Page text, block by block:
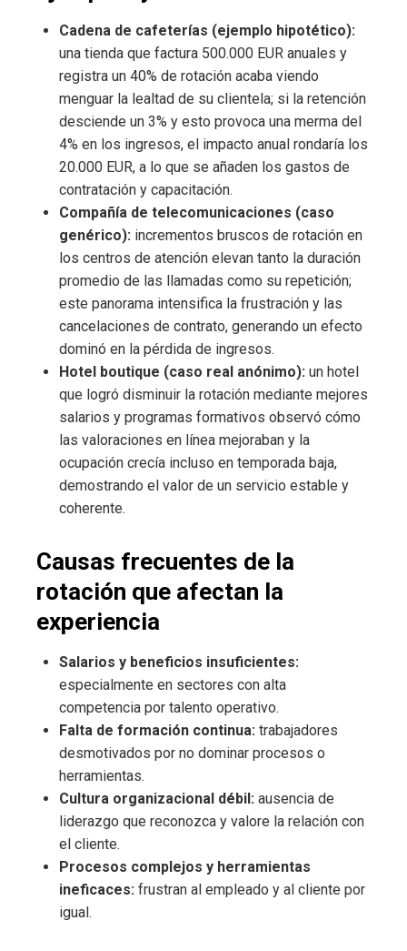
Cadena de cafeterías (ejemplo hipotético):
una tienda que factura 500.000 EUR anuales y
registra un 40% de rotación acaba viendo
menguar la lealtad de su clientela; si la retención
desciende un 3% y esto provoca una merma del
4% en los ingresos, el impacto anual rondaría los
20.000 EUR, a lo que se añaden los gastos de
contratación y capacitación.
Compañía de telecomunicaciones (caso
genérico): incrementos bruscos de rotación en
los centros de atención elevan tanto la duración
promedio de las llamadas como su repetición;
este panorama intensifica la frustración y las
cancelaciones de contrato, generando un efecto
dominó en la pérdida de ingresos.
Hotel boutique (caso real anónimo): un hotel
que logró disminuir la rotación mediante mejores
salarios y programas formativos observó cómo
las valoraciones en línea mejoraban y la
ocupación crecía incluso en temporada baja,
demostrando el valor de un servicio estable y
coherente.
Causas frecuentes de la
rotación que afectan la
experiencia
Salarios y beneficios insuficientes:
especialmente en sectores con alta
competencia por talento operativo.
Falta de formación continua: trabajadores
desmotivados por no dominar procesos o
herramientas.
Cultura organizacional débil: ausencia de
liderazgo que reconozca y valore la relación con
el cliente.
Procesos complejos y herramientas
ineficaces: frustran al empleado y al cliente por
igual.